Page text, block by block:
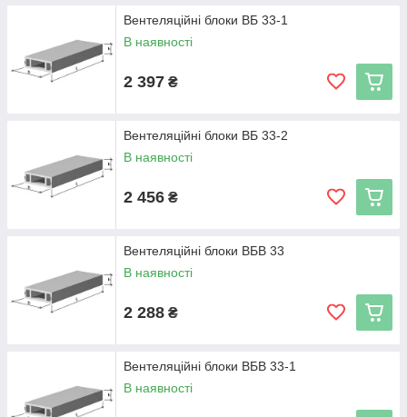
Вентеляційні блоки ВБ 33-1
В наявності
2 397 ₴
Вентеляційні блоки ВБ 33-2
В наявності
2 456 ₴
Вентеляційні блоки ВБВ 33
В наявності
2 288 ₴
Вентеляційні блоки ВБВ 33-1
В наявності